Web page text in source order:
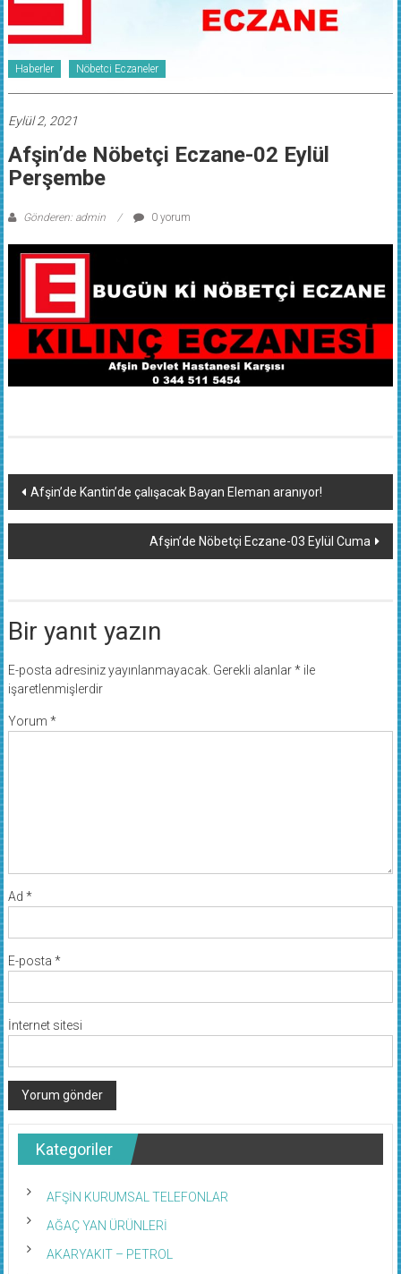
Haberler Nöbetci Eczaneler
Eylül 2, 2021
Afşin’de Nöbetçi Eczane-02 Eylül
Perşembe
Gönderen: admin 0 yorum
Yazı
dolaşımı
Afşin’de Kantin’de çalışacak Bayan Eleman aranıyor!
Afşin’de Nöbetçi Eczane-03 Eylül Cuma
Bir yanıt yazın
E-posta adresiniz yayınlanmayacak. Gerekli alanlar*ile
işaretlenmişlerdir
Yorum *
Ad *
E-posta *
İnternet sitesi
Kategoriler
AFŞİN KURUMSAL TELEFONLAR
AĞAÇ YAN ÜRÜNLERİ
AKARYAKIT – PETROL